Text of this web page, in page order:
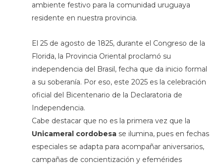
ambiente festivo para la comunidad uruguaya
residente en nuestra provincia.
El 25 de agosto de 1825, durante el Congreso de la
Florida, la Provincia Oriental proclamó su
independencia del Brasil, fecha que da inicio formal
a su soberanía. Por eso, este 2025 es la celebración
oficial del Bicentenario de la Declaratoria de
Independencia.
Cabe destacar que no es la primera vez que la
Unicameral cordobesase ilumina, pues en fechas
especiales se adapta para acompañar aniversarios,
campañas de concientización y efemérides